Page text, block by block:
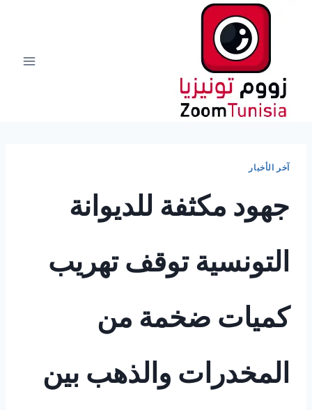
آخر الأخبار
جهود مكثفة للديوانة
التونسية توقف تهريب
كميات ضخمة من
المخدرات والذهب بين